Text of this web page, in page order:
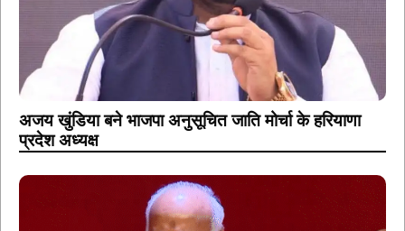
अजय खुंडिया बने भाजपा अनुसूचित जाति मोर्चा के हरियाणा
प्रदेश अध्यक्ष